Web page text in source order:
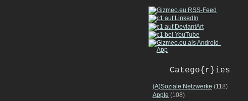
Catego{r}ies
(A)Soziale Netzwerke (118)
Apple (108)